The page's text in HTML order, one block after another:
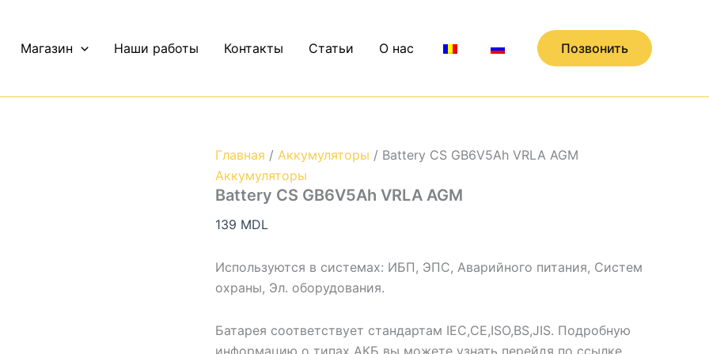
Магазин Наши работы Контакты Статьи О нас Позвонить
Главная / Аккумуляторы / Battery CS GB6V5Ah VRLA AGM
Аккумуляторы
Battery CS GB6V5Ah VRLA AGM
139 MDL
Используются в системах: ИБП, ЭПС, Аварийного питания, Систем
охраны, Эл. оборудования.
Батарея соответствует стандартам IEC,CE,ISO,BS,JIS. Подробную
информацию о типах АКБ вы можете узнать перейдя по ссылке
GB6V5Ah